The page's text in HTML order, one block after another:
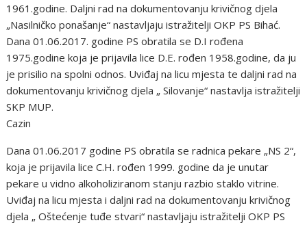
1961.godine. Daljni rad na dokumentovanju krivičnog djela
„Nasilničko ponašanje“ nastavljaju istražitelji OKP PS Bihać.
Dana 01.06.2017. godine PS obratila se D.I rođena
1975.godine koja je prijavila lice D.E. rođen 1958.godine, da ju
je prisilio na spolni odnos. Uviđaj na licu mjesta te daljni rad na
dokumentovanju krivičnog djela „ Silovanje“ nastavlja istražitelji
SKP MUP.
Cazin
Dana 01.06.2017 godine PS obratila se radnica pekare „NS 2“,
koja je prijavila lice C.H. rođen 1999. godine da je unutar
pekare u vidno alkoholiziranom stanju razbio staklo vitrine.
Uviđaj na licu mjesta i daljni rad na dokumentovanju krivičnog
djela „ Oštećenje tuđe stvari“ nastavljaju istražitelji OKP PS